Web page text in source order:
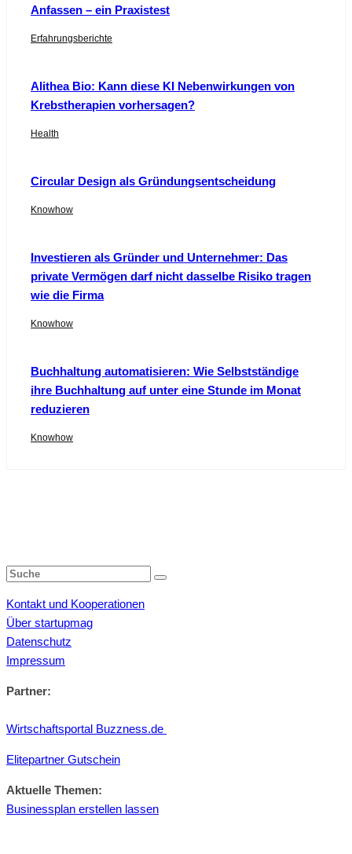
Anfassen – ein Praxistest
Erfahrungsberichte
Alithea Bio: Kann diese KI Nebenwirkungen von
Krebstherapien vorhersagen?
Health
Circular Design als Gründungsentscheidung
Knowhow
Investieren als Gründer und Unternehmer: Das
private Vermögen darf nicht dasselbe Risiko tragen
wie die Firma
Knowhow
Buchhaltung automatisieren: Wie Selbstständige
ihre Buchhaltung auf unter eine Stunde im Monat
reduzieren
Knowhow
Kontakt und Kooperationen
Über startupmag
Datenschutz
Impressum
Partner:
Wirtschaftsportal Buzzness.de
Elitepartner Gutschein
Aktuelle Themen:
Businessplan erstellen lassen